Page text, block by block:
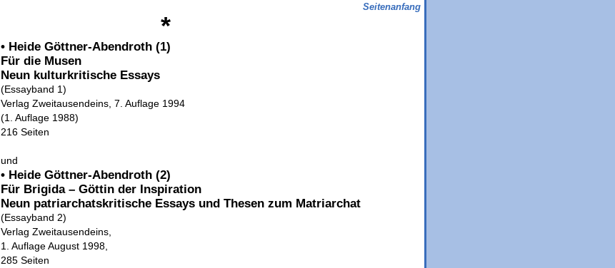
Seitenanfang
*
• Heide Göttner-Abendroth (1)
Für die Musen
Neun kulturkritische Essays
(Essayband 1)
Verlag Zweitausendeins, 7. Auflage 1994
(1. Auflage 1988)
216 Seiten
und
• Heide Göttner-Abendroth (2)
Für Brigida – Göttin der Inspiration
Neun patriarchatskritische Essays und Thesen zum Matriarchat
(Essayband 2)
Verlag Zweitausendeins,
1. Auflage August 1998,
285 Seiten